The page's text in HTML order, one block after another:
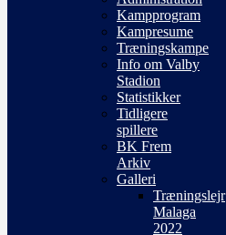
Kampprogram
Kampresume
Træningskampe
Info om Valby
Stadion
Statistikker
Tidligere
spillere
BK Frem
Arkiv
Galleri
Træningslejr
Malaga
2022